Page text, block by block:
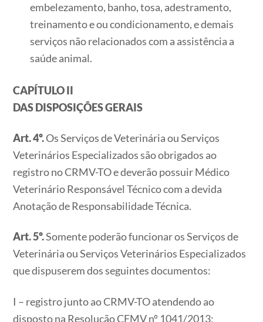
embelezamento, banho, tosa, adestramento,
treinamento e ou condicionamento, e demais
serviços não relacionados com a assistência a
saúde animal.
CAPÍTULO II
DAS DISPOSIÇÕES GERAIS
Art. 4º.Os Serviços de Veterinária ou Serviços
Veterinários Especializados são obrigados ao
registro no CRMV-TO e deverão possuir Médico
Veterinário Responsável Técnico com a devida
Anotação de Responsabilidade Técnica.
Art. 5º.Somente poderão funcionar os Serviços de
Veterinária ou Serviços Veterinários Especializados
que dispuserem dos seguintes documentos:
I – registro junto ao CRMV-TO atendendo ao
disposto na Resolução CFMV nº 1041/2013;